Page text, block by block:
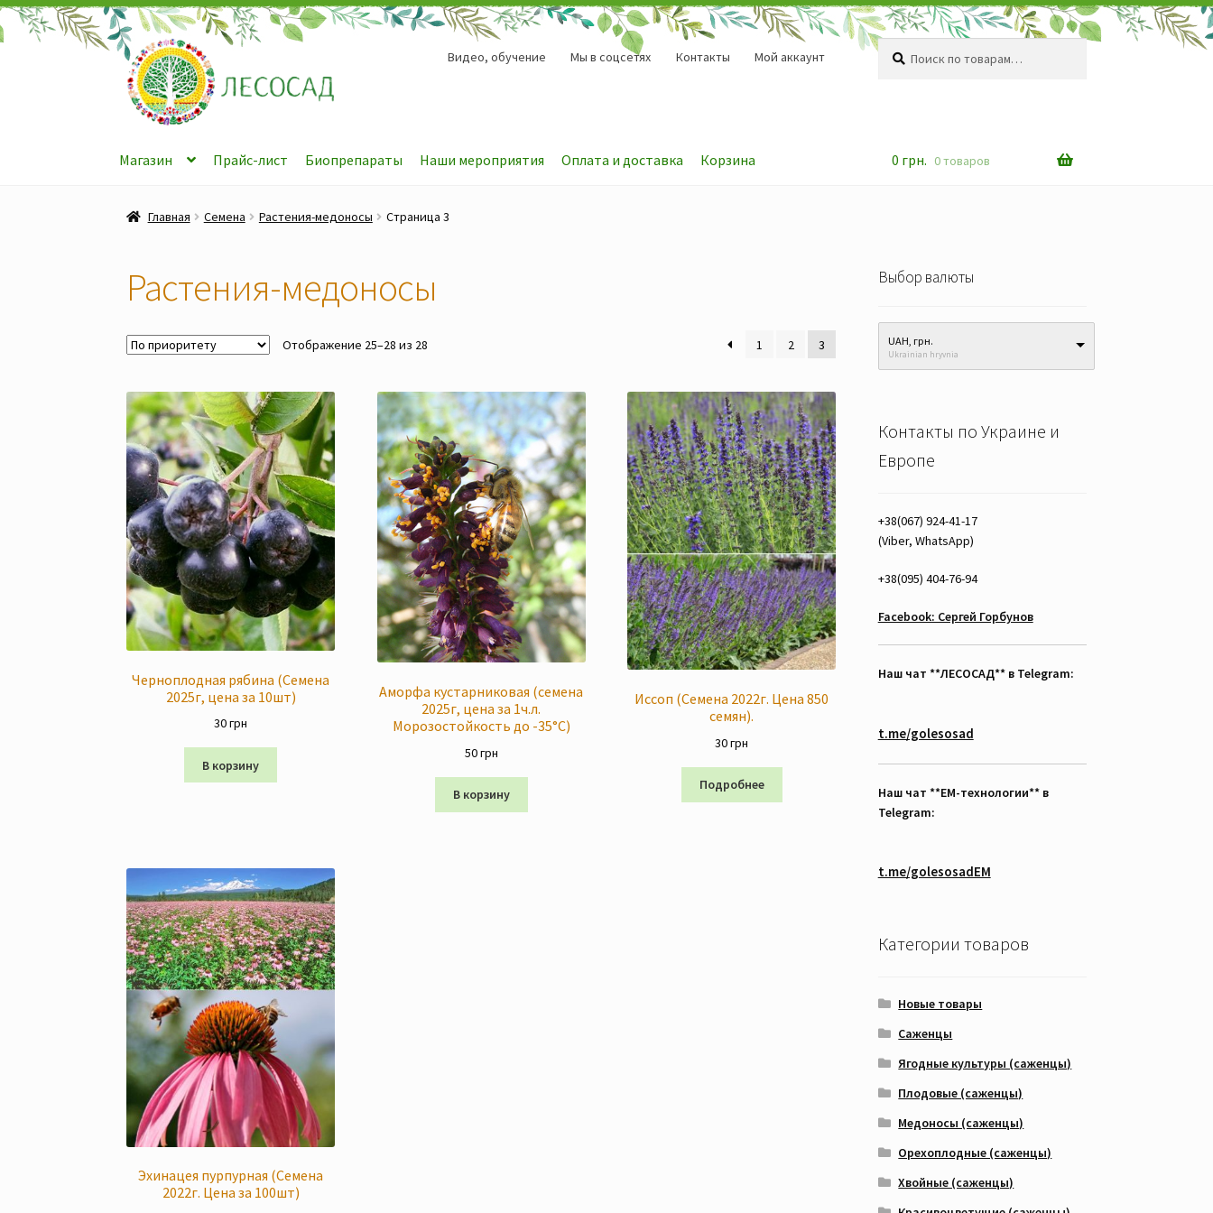
Перейти
к
навигации
Перейти
к
содержимому
Видео, обучение Мы в соцсетях Контакты Мой аккаунт
Искать:
Поиск
Магазин Прайс-лист Биопрепараты Наши мероприятия Оплата и доставка Корзина 0 грн. 0 товаров
Главная Семена Растения-медоносы Страница 3
Растения-медоносы
Отображение 25–28 из 28 1 2 3
Черноплодная рябина (Семена
2025г, цена за 10шт)
30грн
В корзину
Аморфа кустарниковая (семена
2025г, цена за 1ч.л.
Морозостойкость до -35°C)
50грн
В корзину
Иссоп (Семена 2022г. Цена 850
семян).
30грн
Подробнее
Эхинацея пурпурная (Семена
2022г. Цена за 100шт)
Выбор валюты
UAH, грн.
Ukrainian hryvnia
Контакты по Украине и
Европе
+38(067) 924-41-17
(Viber, WhatsApp)
+38(095) 404-76-94
Facebook: Сергей Горбунов
Наш чат **ЛЕСОСАД** в Telegram:
t.me/golesosad
Наш чат **EM-технологии** в
Telegram:
t.me/golesosadEM
Категории товаров
Новые товары
Саженцы
Ягодные культуры (саженцы)
Плодовые (саженцы)
Медоносы (саженцы)
Орехоплодные (саженцы)
Хвойные (саженцы)